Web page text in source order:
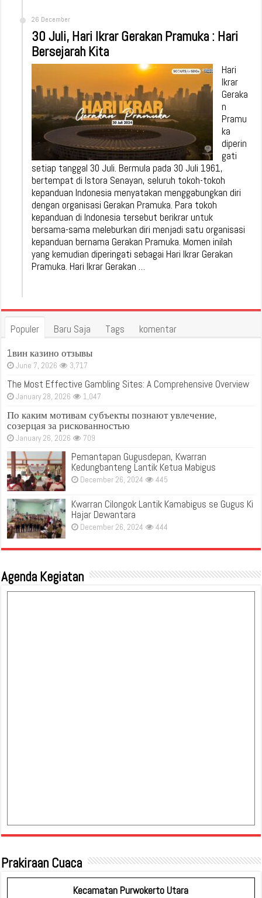
26 December
30 Juli, Hari Ikrar Gerakan Pramuka : Hari
Bersejarah Kita
Hari
Ikrar
Geraka
n
Pramu
ka
diperin
gati
setiap tanggal 30 Juli. Bermula pada 30 Juli 1961,
bertempat di Istora Senayan, seluruh tokoh-tokoh
kepanduan Indonesia menyatakan menggabungkan diri
dengan organisasi Gerakan Pramuka. Para tokoh
kepanduan di Indonesia tersebut berikrar untuk
bersama-sama meleburkan diri menjadi satu organisasi
kepanduan bernama Gerakan Pramuka. Momen inilah
yang kemudian diperingati sebagai Hari Ikrar Gerakan
Pramuka. Hari Ikrar Gerakan …
Populer Baru Saja Tags
komentar
1вин казино отзывы
June 7, 2026 3,717
The Most Effective Gambling Sites: A Comprehensive Overview
January 28, 2026 1,047
По каким мотивам субъекты познают увлечение,
созерцая за рискованностью
January 26, 2026 709
Pemantapan Gugusdepan, Kwarran
Kedungbanteng Lantik Ketua Mabigus
December 26, 2024 445
Kwarran Cilongok Lantik Kamabigus se Gugus Ki
Hajar Dewantara
December 26, 2024 444
Agenda Kegiatan
Prakiraan Cuaca
Kecamatan Purwokerto Utara